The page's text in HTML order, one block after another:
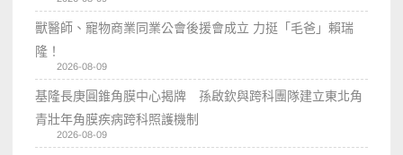
獸醫師、寵物商業同業公會後援會成立 力挺「毛爸」賴瑞
隆！
2026-08-09
基隆長庚圓錐角膜中心揭牌 孫啟欽與跨科團隊建立東北角
青壯年角膜疾病跨科照護機制
2026-08-09